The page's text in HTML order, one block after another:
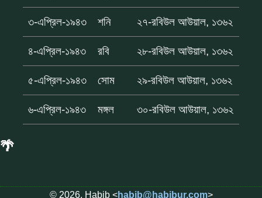
৩-এপ্রিল-১৯৪৩ শনি ২৭-রবিউল আউয়াল, ১৩৬২
৪-এপ্রিল-১৯৪৩ রবি ২৮-রবিউল আউয়াল, ১৩৬২
৫-এপ্রিল-১৯৪৩ সোম ২৯-রবিউল আউয়াল, ১৩৬২
৬-এপ্রিল-১৯৪৩ মঙ্গল ৩০-রবিউল আউয়াল, ১৩৬২
🌴
© 2026, Habib <habib@habibur.com>